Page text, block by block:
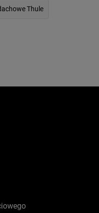
Thule